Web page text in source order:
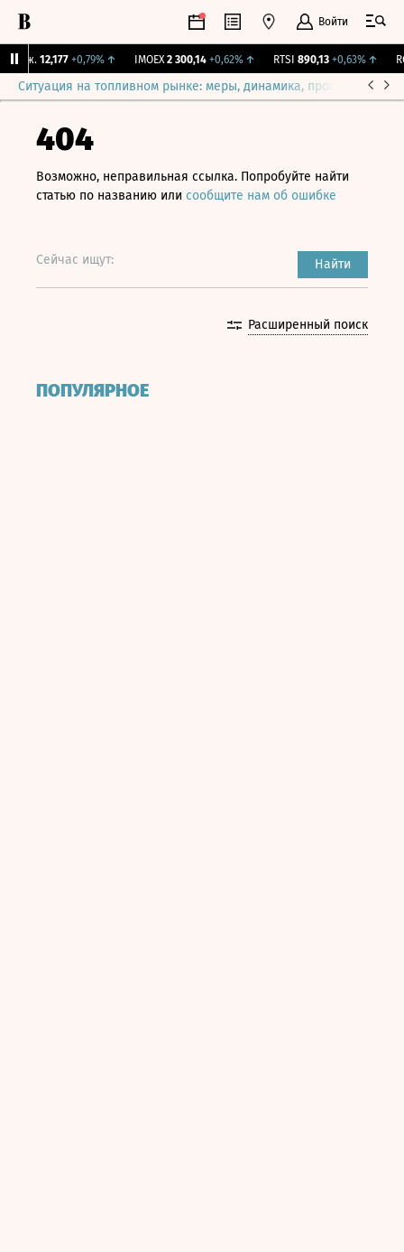
Войти
12,177 +0,79%↑ IMOEX 2 300,14 +0,62%↑ RTSI 890,13 +0,63%↑
Ситуация на топливном рынке: меры, динамика, прогнозы
404
Возможно, неправильная ссылка. Попробуйте найти
статью по названию или сообщите нам об ошибке
Сейчас ищут: Найти
Расширенный поиск
ПОПУЛЯРНОЕ